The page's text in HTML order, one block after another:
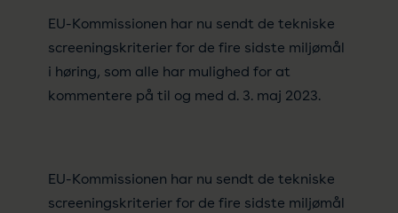
EU-Kommissionen har nu sendt de tekniske
screeningskriterier for de fire sidste miljømål
i høring, som alle har mulighed for at
kommentere på til og med d. 3. maj 2023.
EU-Kommissionen har nu sendt de tekniske
screeningskriterier for de fire sidste miljømål